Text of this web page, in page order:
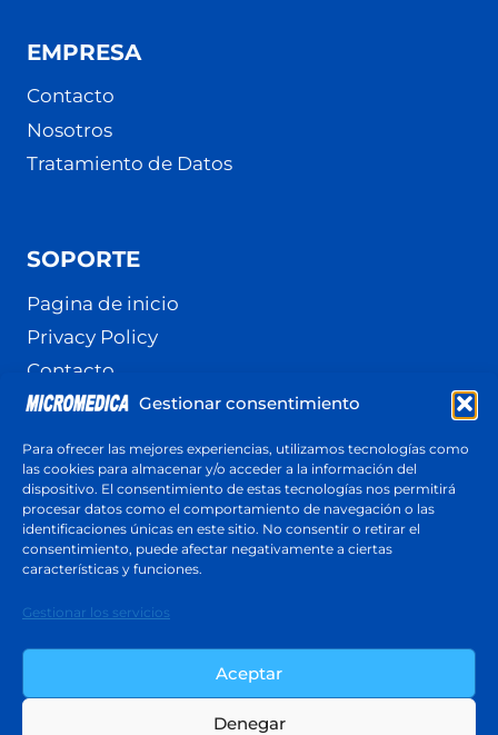
Gestionar consentimiento
Para ofrecer las mejores experiencias, utilizamos tecnologías como
las cookies para almacenar y/o acceder a la información del
dispositivo. El consentimiento de estas tecnologías nos permitirá
procesar datos como el comportamiento de navegación o las
identificaciones únicas en este sitio. No consentir o retirar el
consentimiento, puede afectar negativamente a ciertas
características y funciones.
Gestionar los servicios
Aceptar
Denegar
EMPRESA
Contacto
Nosotros
Tratamiento de Datos
SOPORTE
Pagina de inicio
Privacy Policy
Contacto
Terminos y Condiciones
Cotización
Respuesta en menos de 24 horas